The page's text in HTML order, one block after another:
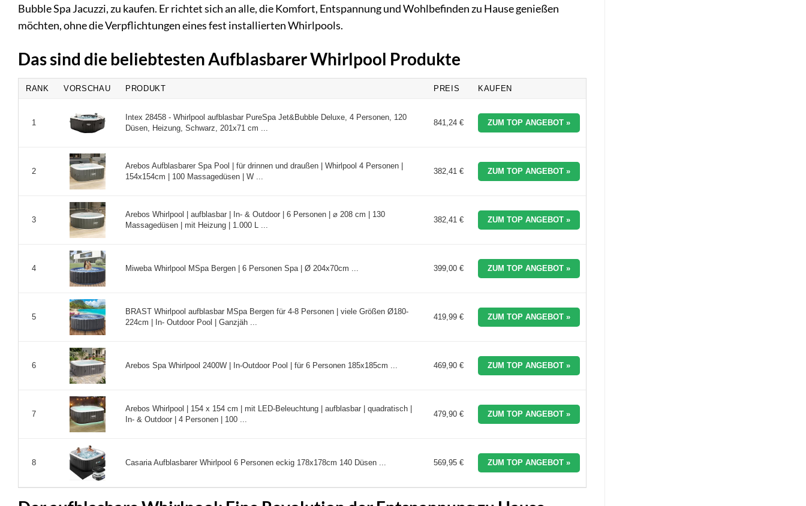
Bubble Spa Jacuzzi, zu kaufen. Er richtet sich an alle, die Komfort, Entspannung und Wohlbefinden zu Hause genießen
möchten, ohne die Verpflichtungen eines fest installierten Whirlpools.
Das sind die beliebtesten Aufblasbarer Whirlpool Produkte
RANK VORSCHAU PRODUKT PREIS KAUFEN
1
Intex 28458 - Whirlpool aufblasbar PureSpa Jet&Bubble Deluxe, 4 Personen, 120
Düsen, Heizung, Schwarz, 201x71 cm ...
841,24 € ZUM TOP ANGEBOT »
2
Arebos Aufblasbarer Spa Pool | für drinnen und draußen | Whirlpool 4 Personen |
154x154cm | 100 Massagedüsen | W ...
382,41 € ZUM TOP ANGEBOT »
3
Arebos Whirlpool | aufblasbar | In- & Outdoor | 6 Personen | ⌀ 208 cm | 130
Massagedüsen | mit Heizung | 1.000 L ...
382,41 € ZUM TOP ANGEBOT »
4 Miweba Whirlpool MSpa Bergen | 6 Personen Spa | Ø 204x70cm ... 399,00 € ZUM TOP ANGEBOT »
5
BRAST Whirlpool aufblasbar MSpa Bergen für 4-8 Personen | viele Größen Ø180-
224cm | In- Outdoor Pool | Ganzjäh ...
419,99 € ZUM TOP ANGEBOT »
6 Arebos Spa Whirlpool 2400W | In-Outdoor Pool | für 6 Personen 185x185cm ... 469,90 € ZUM TOP ANGEBOT »
7
Arebos Whirlpool | 154 x 154 cm | mit LED-Beleuchtung | aufblasbar | quadratisch |
In- & Outdoor | 4 Personen | 100 ...
479,90 € ZUM TOP ANGEBOT »
8 Casaria Aufblasbarer Whirlpool 6 Personen eckig 178x178cm 140 Düsen ... 569,95 € ZUM TOP ANGEBOT »